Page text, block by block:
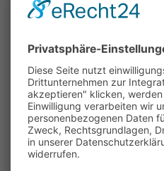
Sai Towers Hotel &
• Indisches eVisa: